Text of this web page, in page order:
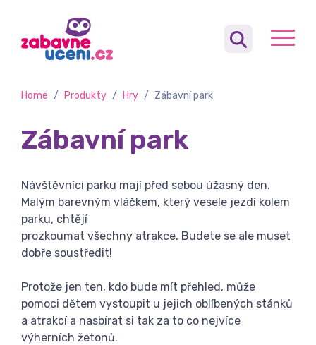
Home / Produkty / Hry / Zábavní park
Zábavní park
Návštěvníci parku mají před sebou úžasný den.
Malým barevným vláčkem, který vesele jezdí kolem
parku, chtějí
prozkoumat všechny atrakce. Budete se ale muset
dobře soustředit!
Protože jen ten, kdo bude mít přehled, může
pomoci dětem vystoupit u jejich oblíbených stánků
a atrakcí a nasbírat si tak za to co nejvíce
výherních žetonů.